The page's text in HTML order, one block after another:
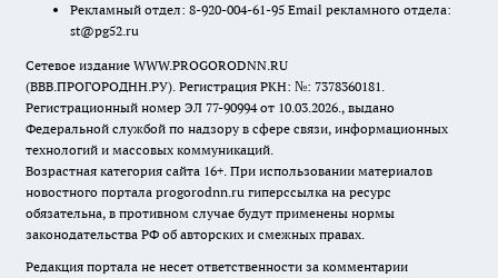
Рекламный отдел: 8-920-004-61-95 Email рекламного отдела:
st@pg52.ru
Сетевое издание WWW.PROGORODNN.RU
(ВВВ.ПРОГОРОДНН.РУ). Регистрация РКН: №: 7378360181.
Регистрационный номер ЭЛ 77-90994 от 10.03.2026., выдано
Федеральной службой по надзору в сфере связи, информационных
технологий и массовых коммуникаций.
Возрастная категория сайта 16+. При использовании материалов
новостного портала progorodnn.ru гиперссылка на ресурс
обязательна, в противном случае будут применены нормы
законодательства РФ об авторских и смежных правах.
Редакция портала не несет ответственности за комментарии